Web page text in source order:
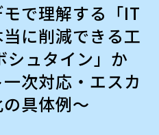
で理解する「IT
に削減できる工
シュタイン」か
次対応・エスカ
具体例〜